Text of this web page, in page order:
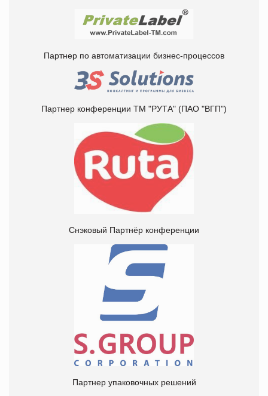
Партнер по автоматизации бизнес-процессов
Партнер конференции ТМ "РУТА" (ПАО "ВГП")
Снэковый Партнёр конференции
Партнер упаковочных решений